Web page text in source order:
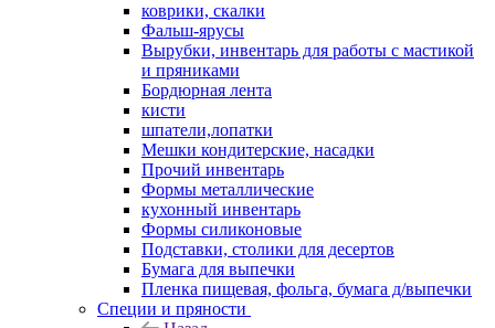
коврики, скалки
Фальш-ярусы
Вырубки, инвентарь для работы с мастикой
и пряниками
Бордюрная лента
кисти
шпатели,лопатки
Мешки кондитерские, насадки
Прочий инвентарь
Формы металлические
кухонный инвентарь
Формы силиконовые
Подставки, столики для десертов
Бумага для выпечки
Пленка пищевая, фольга, бумага д/выпечки
Специи и пряности